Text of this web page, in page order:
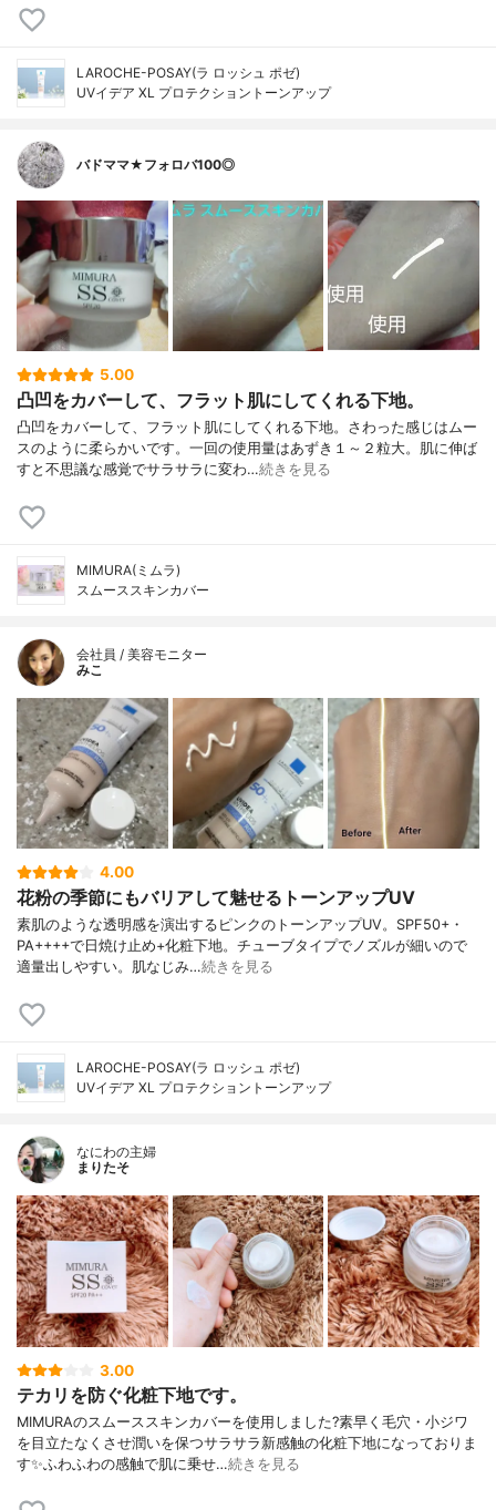
LAROCHE-POSAY(ラ ロッシュ ポゼ)
UVイデア XL プロテクショントーンアップ
バドママ★フォロバ100◎
5.00
凸凹をカバーして、フラット肌にしてくれる下地。
凸凹をカバーして、フラット肌にしてくれる下地。さわった感じはムー
スのように柔らかいです。一回の使用量はあずき１～２粒大。肌に伸ば
すと不思議な感覚でサラサラに変わ…続きを見る
MIMURA(ミムラ)
スムーススキンカバー
会社員 / 美容モニター
みこ
4.00
花粉の季節にもバリアして魅せるトーンアップUV
素肌のような透明感を演出するピンクのトーンアップUV。SPF50+・
PA++++で日焼け止め+化粧下地。チューブタイプでノズルが細いので
適量出しやすい。肌なじみ…続きを見る
LAROCHE-POSAY(ラ ロッシュ ポゼ)
UVイデア XL プロテクショントーンアップ
なにわの主婦
まりたそ
3.00
テカリを防ぐ化粧下地です。
MIMURAのスムーススキンカバーを使用しました?素早く毛穴・小ジワ
を目立たなくさせ潤いを保つサラサラ新感触の化粧下地になっておりま
す✨ふわふわの感触で肌に乗せ…続きを見る